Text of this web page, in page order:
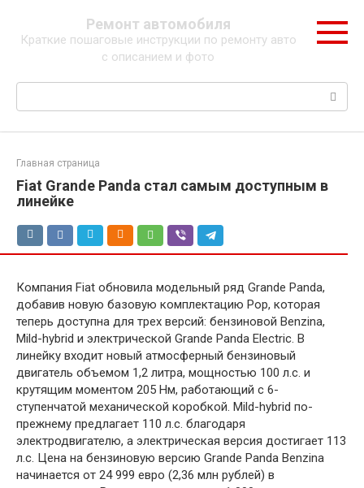
контенту
Ремонт автомобиля
Краткие пошаговые инструкции по ремонту авто
с описанием и фото
Поиск:
Главная страница
Fiat Grande Panda стал самым доступным в
линейке
Компания Fiat обновила модельный ряд Grande Panda,
добавив новую базовую комплектацию Pop, которая
теперь доступна для трех версий: бензиновой Benzina,
Mild-hybrid и электрической Grande Panda Electric. В
линейку входит новый атмосферный бензиновый
двигатель объемом 1,2 литра, мощностью 100 л.с. и
крутящим моментом 205 Нм, работающий с 6-
ступенчатой механической коробкой. Mild-hybrid по-
прежнему предлагает 110 л.с. благодаря
электродвигателю, а электрическая версия достигает 113
л.с. Цена на бензиновую версию Grande Panda Benzina
начинается от 24 999 евро (2,36 млн рублей) в